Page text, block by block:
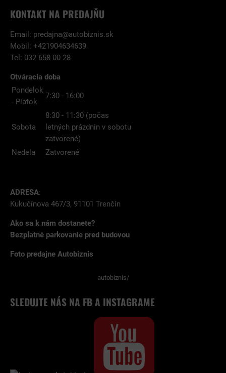
KONTAKT NA PREDAJŇU
Email: predajna@autobiznis.sk
Mobil: +421904634639
Tel: 032 658 00 28
Otváracia doba
Pondelok
- Piatok
7:30 - 16:00
Sobota
8:30 - 11:30 (počas
letných prázdnin v sobotu
zatvorené)
Nedela
Zatvorené
ADRESA:
Kukučínova 467/3, 91101 Trenčín
Ako sa k nám dostanete?
Bezplatné parkovanie pred budovou
Foto predajne Autobiznis
autobiznis/
SLEDUJTE NÁS NA FB A INSTAGRAME